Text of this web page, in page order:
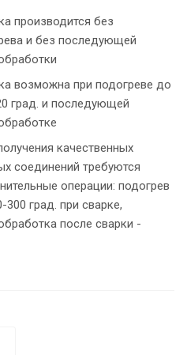
производится без
и без последующей
возможна при подогреве до
град. и последующей
качественных
соединений требуются
операции: подогрев
300 град. при сварке,
после сварки -